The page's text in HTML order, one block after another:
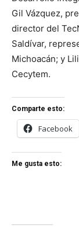
Gil Vázquez,
director del
Saldívar,
Michoacán; y
Cecytem.
Comparte esto:
Facebook
Me gusta esto: